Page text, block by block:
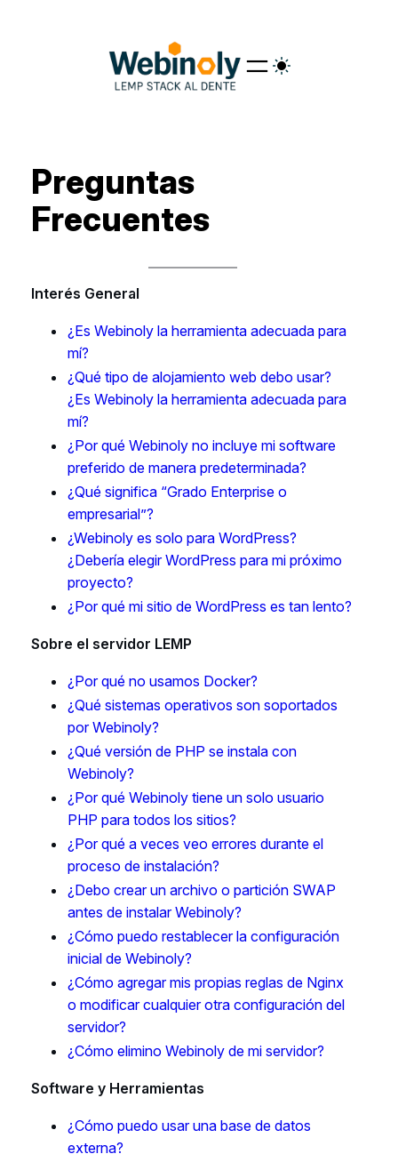
Preguntas
Frecuentes
Interés General
¿Es Webinoly la herramienta adecuada para
mí?
¿Qué tipo de alojamiento web debo usar?
¿Es Webinoly la herramienta adecuada para
mí?
¿Por qué Webinoly no incluye mi software
preferido de manera predeterminada?
¿Qué significa “Grado Enterprise o
empresarial”?
¿Webinoly es solo para WordPress?
¿Debería elegir WordPress para mi próximo
proyecto?
¿Por qué mi sitio de WordPress es tan lento?
Sobre el servidor LEMP
¿Por qué no usamos Docker?
¿Qué sistemas operativos son soportados
por Webinoly?
¿Qué versión de PHP se instala con
Webinoly?
¿Por qué Webinoly tiene un solo usuario
PHP para todos los sitios?
¿Por qué a veces veo errores durante el
proceso de instalación?
¿Debo crear un archivo o partición SWAP
antes de instalar Webinoly?
¿Cómo puedo restablecer la configuración
inicial de Webinoly?
¿Cómo agregar mis propias reglas de Nginx
o modificar cualquier otra configuración del
servidor?
¿Cómo elimino Webinoly de mi servidor?
Software y Herramientas
¿Cómo puedo usar una base de datos
externa?